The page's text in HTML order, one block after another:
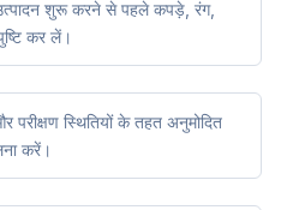
शुरू करने से पहले कपड़े, रंग,
कर लें।
परीक्षण स्थितियों के तहत अनुमोदित
करें।